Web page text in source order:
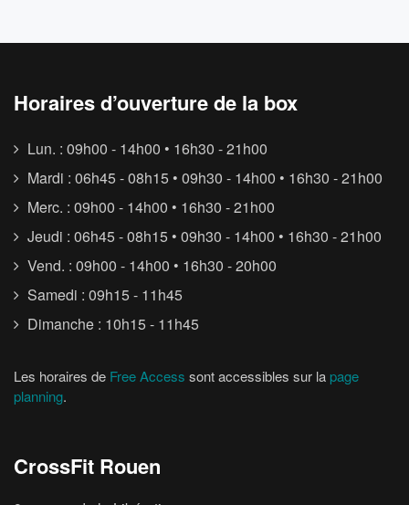
Horaires d’ouverture de la box
Lun. : 09h00 - 14h00 • 16h30 - 21h00
Mardi : 06h45 - 08h15 • 09h30 - 14h00 • 16h30 - 21h00
Merc. : 09h00 - 14h00 • 16h30 - 21h00
Jeudi : 06h45 - 08h15 • 09h30 - 14h00 • 16h30 - 21h00
Vend. : 09h00 - 14h00 • 16h30 - 20h00
Samedi : 09h15 - 11h45
Dimanche : 10h15 - 11h45
Les horaires de Free Access sont accessibles sur la page
planning.
CrossFit Rouen